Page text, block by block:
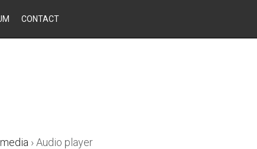
CONTACT
›Audio player